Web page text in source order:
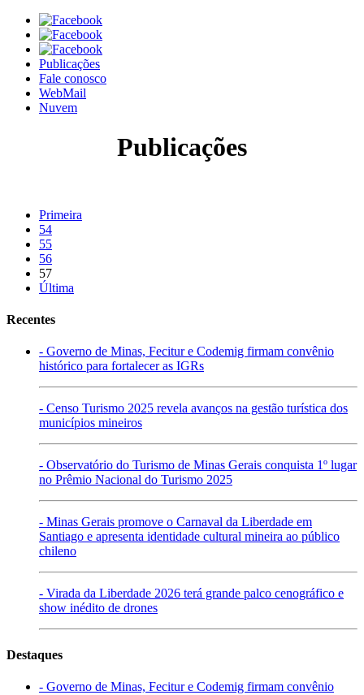
Publicações
Fale conosco
WebMail
Nuvem
Publicações
Primeira
54
55
56
57
Última
Recentes
- Governo de Minas, Fecitur e Codemig firmam convênio
histórico para fortalecer as IGRs
- Censo Turismo 2025 revela avanços na gestão turística dos
municípios mineiros
- Observatório do Turismo de Minas Gerais conquista 1º lugar
no Prêmio Nacional do Turismo 2025
- Minas Gerais promove o Carnaval da Liberdade em
Santiago e apresenta identidade cultural mineira ao público
chileno
- Virada da Liberdade 2026 terá grande palco cenográfico e
show inédito de drones
Destaques
- Governo de Minas, Fecitur e Codemig firmam convênio